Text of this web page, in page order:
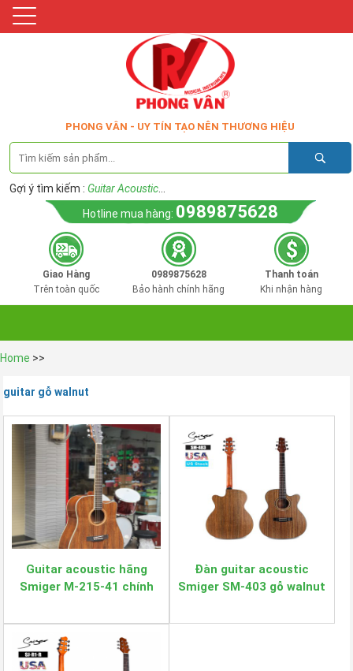
PHONG VÂN - UY TÍN TẠO NÊN THƯƠNG HIỆU
Gợi ý tìm kiếm : Guitar Acoustic
Hotline mua hàng: 0989875628
Giao Hàng
Trên toàn quốc
0989875628
Bảo hành chính hãng
Thanh toán
Khi nhận hàng
Home >>
guitar gỗ walnut
Guitar acoustic hãng
Smiger M-215-41 chính
Đàn guitar acoustic
Smiger SM-403 gỗ walnut